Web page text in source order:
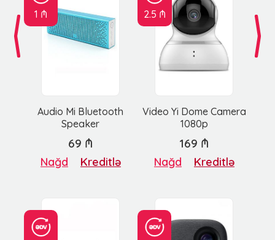
1 ₼
Audio Mi Bluetooth
Speaker
2.5 ₼
Video Yi Dome Camera
1080p
69 ₼
Nağd Kreditlə
169 ₼
Nağd Kreditlə